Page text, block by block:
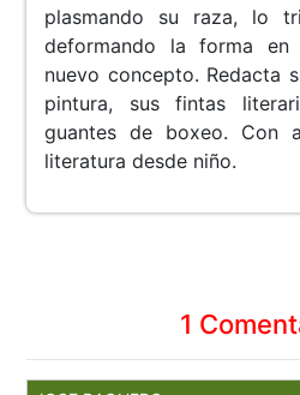
plasmando su raza, lo
deformando la forma
nuevo concepto. Redacta
pintura, sus fintas
guantes de boxeo.
literatura desde niño.
1